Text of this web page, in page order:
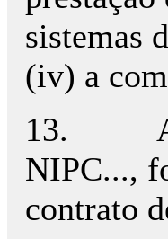
sistemas
(iv) a
13. A
NIPC...,
contrato